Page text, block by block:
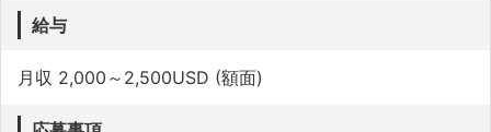
給与
月収 2,000～2,500USD (額面)